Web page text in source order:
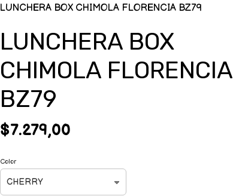
LUNCHERA BOX CHIMOLA FLORENCIA BZ79
LUNCHERA BOX
CHIMOLA FLORENCIA
BZ79
$7.279,00
Color